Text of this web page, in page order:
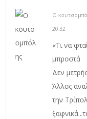
Ο
20:32
«Τι να
μπροστά
Δεν
Άλλος
την